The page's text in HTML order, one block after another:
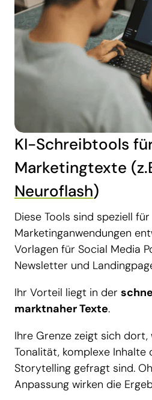
KI-Schreibtools
Marketingtexte
Neuroflash)
Diese Tools sind speziell für
Marketinganwendungen
Vorlagen für Social Media
Newsletter und
Ihr Vorteil liegt in der
marktnaher Texte.
Ihre Grenze zeigt sich
Tonalität, komplexe
Storytelling gefragt sind.
Anpassung wirken die